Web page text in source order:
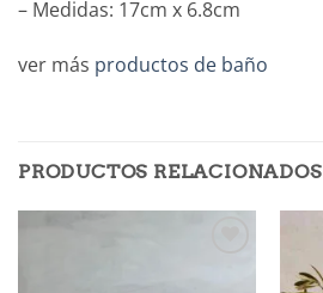
– Medidas: 17cm x 6.8cm
ver más productos de baño
PRODUCTOS RELACIONADOS